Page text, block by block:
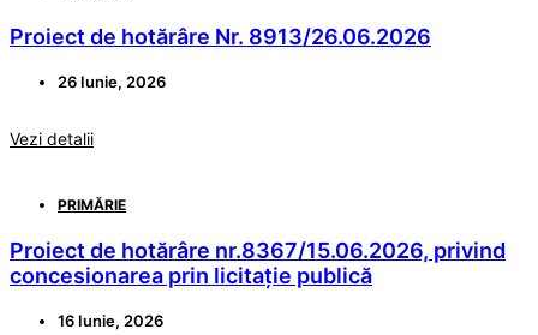
Proiect de hotărâre Nr. 8913/26.06.2026
26 Iunie, 2026
Vezi detalii
PRIMĂRIE
Proiect de hotărâre nr.8367/15.06.2026, privind
concesionarea prin licitație publică
16 Iunie, 2026